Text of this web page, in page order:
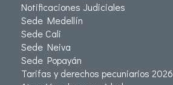
Notificaciones Judiciales
Sede Medellín
Sede Cali
Sede Neiva
Sede Popayán
Tarifas y derechos pecuniarios 2026